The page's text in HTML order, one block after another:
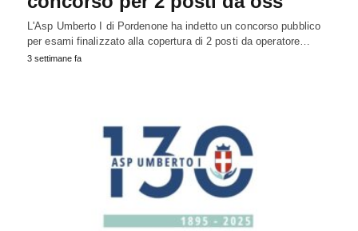
L'Asp Umberto I di Pordenone ha indetto un concorso pubblico
per esami finalizzato alla copertura di 2 posti da operatore…
3 settimane fa